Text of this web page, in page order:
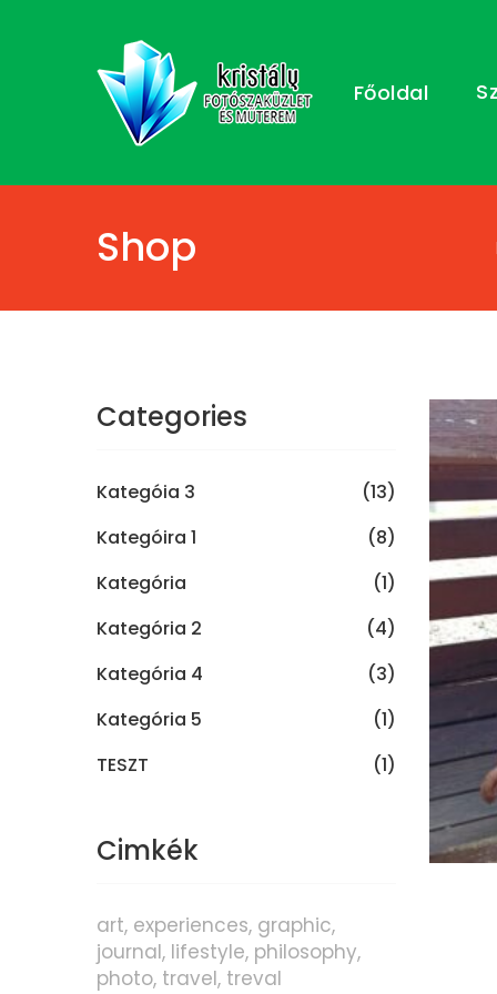
Főoldal
Shop
Categories
Kategóia 3
(13)
Kategóira 1
(8)
Kategória
(1)
Kategória 2
(4)
Kategória 4
(3)
Kategória 5
(1)
TESZT
(1)
Cimkék
art experiences graphic
journal lifestyle philosophy
photo travel treval